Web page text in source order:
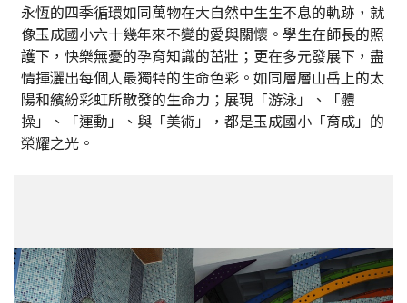
永恆的四季循環如同萬物在大自然中生生不息的軌跡，就
像玉成國小六十幾年來不變的愛與關懷。學生在師長的照
護下，快樂無憂的孕育知識的茁壯；更在多元發展下，盡
情揮灑出每個人最獨特的生命色彩。如同層層山岳上的太
陽和繽紛彩虹所散發的生命力；展現「游泳」、「體
操」、「運動」、與「美術」，都是玉成國小「育成」的
榮耀之光。